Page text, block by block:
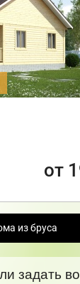
от
из бруса
задать